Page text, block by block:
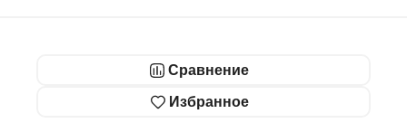
Сравнение
Избранное